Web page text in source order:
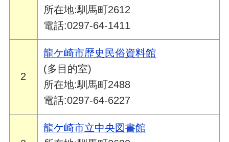
所在地:馴馬町2612
電話:0297-64-1411
2
龍ケ崎市歴史民俗資料館
(多目的室)
所在地:馴馬町2488
電話:0297-64-6227
龍ケ崎市立中央図書館